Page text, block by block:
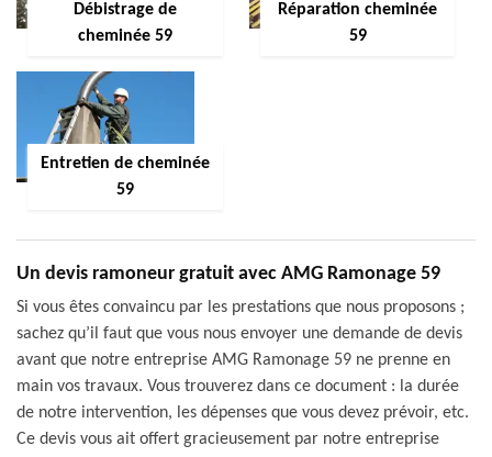
Débistrage de
cheminée 59
Réparation cheminée
59
Entretien de cheminée
59
Un devis ramoneur gratuit avec AMG Ramonage 59
Si vous êtes convaincu par les prestations que nous proposons ;
sachez qu’il faut que vous nous envoyer une demande de devis
avant que notre entreprise AMG Ramonage 59 ne prenne en
main vos travaux. Vous trouverez dans ce document : la durée
de notre intervention, les dépenses que vous devez prévoir, etc.
Ce devis vous ait offert gracieusement par notre entreprise